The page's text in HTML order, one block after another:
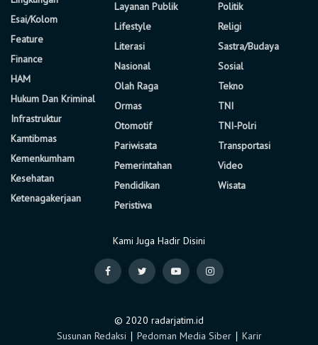
Esai/Kolom
Feature
Finance
HAM
Hukum Dan Kriminal
Infrastruktur
Kamtibmas
Kemenkumham
Kesehatan
Ketenagakerjaan
Layanan Publik
Lifestyle
Literasi
Nasional
Olah Raga
Ormas
Otomotif
Pariwisata
Pemerintahan
Pendidikan
Peristiwa
Politik
Religi
Sastra/Budaya
Sosial
Tekno
TNI
TNI-Polri
Transportasi
Video
Wisata
Kami Juga Hadir Disini
© 2020 radarjatim.id
Susunan Redaksi ∣ Pedoman Media Siber∣ Karir